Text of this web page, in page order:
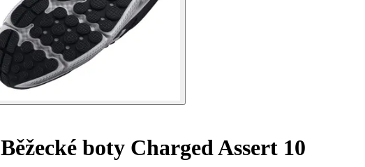
Běžecké boty Charged Assert 10